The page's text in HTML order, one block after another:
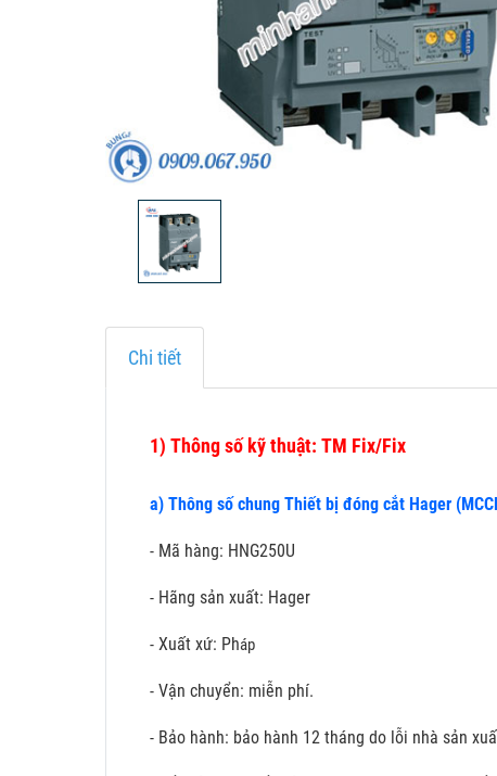
Chi tiết
1) Thông số kỹ thuật: TM Fix/Fix
a) Thông số chung Thiết bị đóng cắt Hager
- Mã hàng: HNG250U
- Hãng sản xuất: Hager
- Xuất xứ: Pháp
- Vận chuyển: miễn phí.
- Bảo hành: bảo hành 12 tháng do lỗi nhà sản